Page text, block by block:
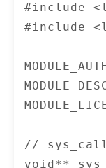
#include
#include
//
void**